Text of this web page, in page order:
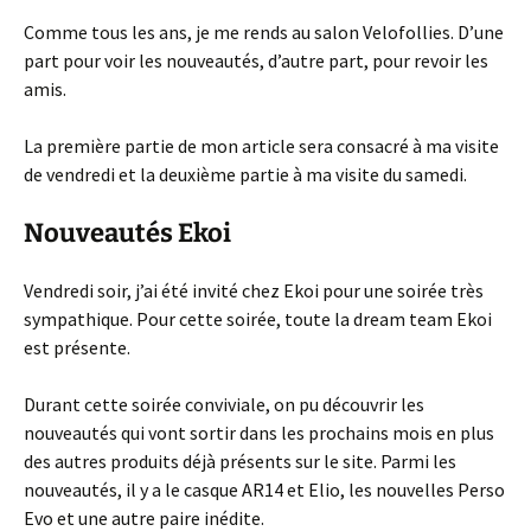
Comme tous les ans, je me rends au salon Velofollies. D’une
part pour voir les nouveautés, d’autre part, pour revoir les
amis.
La première partie de mon article sera consacré à ma visite
de vendredi et la deuxième partie à ma visite du samedi.
Nouveautés Ekoi
Vendredi soir, j’ai été invité chez Ekoi pour une soirée très
sympathique. Pour cette soirée, toute la dream team Ekoi
est présente.
Durant cette soirée conviviale, on pu découvrir les
nouveautés qui vont sortir dans les prochains mois en plus
des autres produits déjà présents sur le site. Parmi les
nouveautés, il y a le casque AR14 et Elio, les nouvelles Perso
Evo et une autre paire inédite.